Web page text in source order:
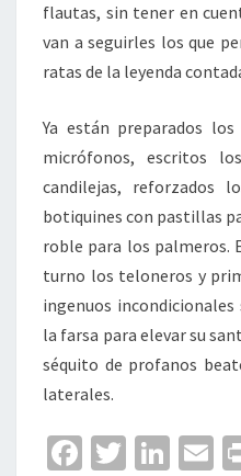
flautas, sin tener en
van a seguirles los que
ratas de la leyenda
Ya están preparados
micrófonos, escritos
candilejas, reforzados
botiquines con pastillas
roble para los palmeros.
turno los teloneros y
ingenuos
la farsa para elevar su
séquito de profanos
laterales.
Fa T
Li
E